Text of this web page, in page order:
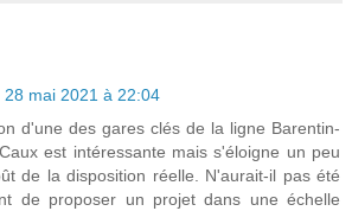
28 mai 2021 à 22:04
d'une des gares clés de la ligne Barentin-
est intéressante mais s'éloigne un peu
de la disposition réelle. N'aurait-il pas été
de proposer un projet dans une échelle